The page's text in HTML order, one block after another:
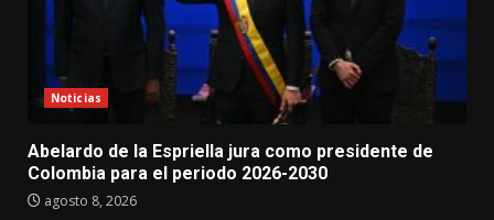
Noticias
Abelardo de la Espriella jura como presidente de
Colombia para el periodo 2026-2030
agosto 8, 2026